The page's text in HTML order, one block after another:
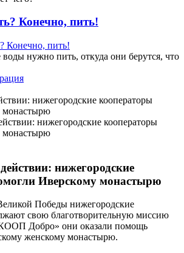
Конечно, пить!
нужно пить, откуда они берутся, что
нижегородские кооператоры
монастырю
нижегородские
Иверскому монастырю
Победы нижегородские
свою благотворительную миссию
Добро» они оказали помощь
женскому монастырю.